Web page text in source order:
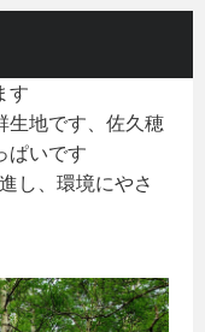
す
生地です、佐久穂
ぱいです
し、環境にやさ